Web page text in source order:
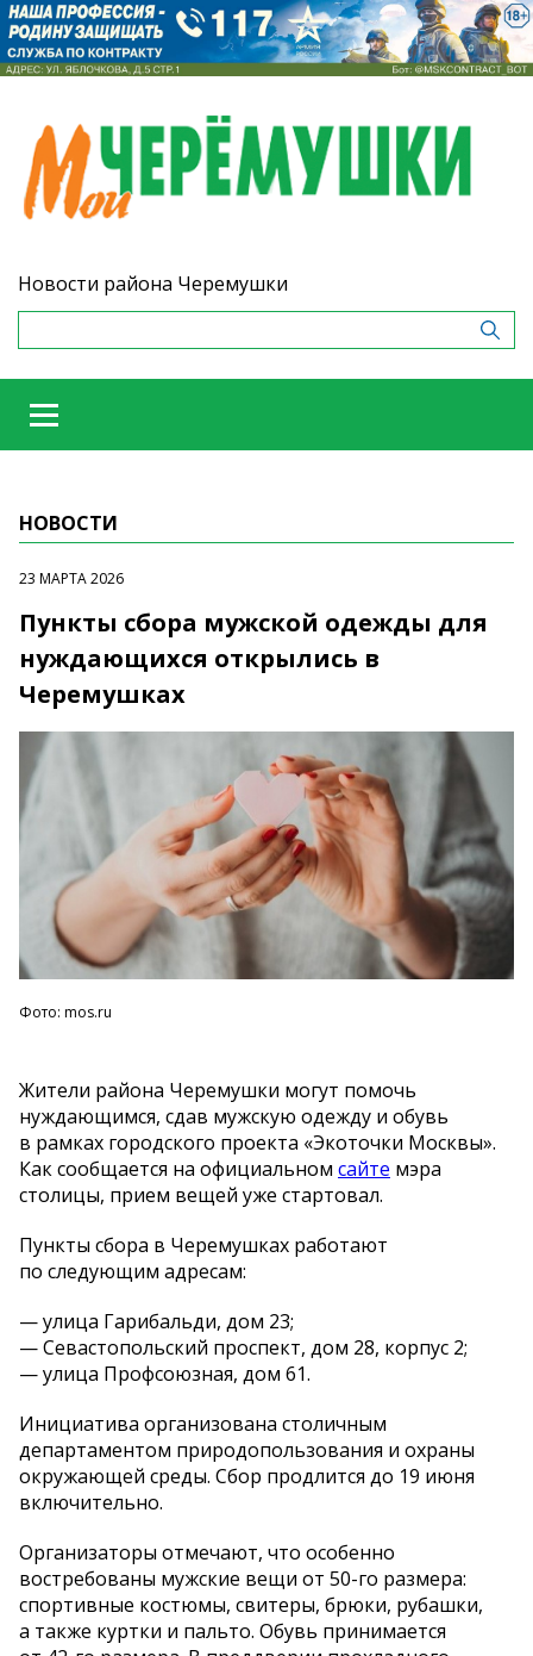
Новости района Черемушки
НОВОСТИ
23 МАРТА 2026
Пункты сбора мужской одежды для
нуждающихся открылись в
Черемушках
Фото: mos.ru
Жители района Черемушки могут помочь
нуждающимся, сдав мужскую одежду и обувь
в рамках городского проекта «Экоточки Москвы».
Как сообщается на официальном сайте мэра
столицы, прием вещей уже стартовал.
Пункты сбора в Черемушках работают
по следующим адресам:
—улица Гарибальди, дом 23;
—Севастопольский проспект, дом 28, корпус 2;
—улица Профсоюзная, дом 61.
Инициатива организована столичным
департаментом природопользования и охраны
окружающей среды. Сбор продлится до 19 июня
включительно.
Организаторы отмечают, что особенно
востребованы мужские вещи от 50-го размера:
спортивные костюмы, свитеры, брюки, рубашки,
а также куртки и пальто. Обувь принимается